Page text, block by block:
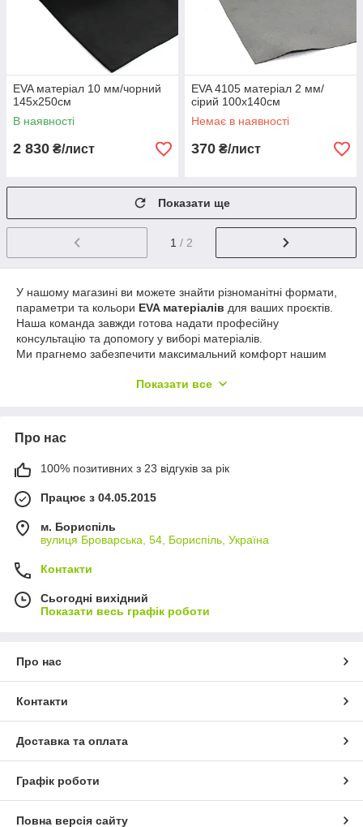
EVA матеріал 10 мм/чорний
145х250см
В наявності
2 830 ₴/лист
EVA 4105 матеріал 2 мм/
сірий 100х140см
Немає в наявності
370 ₴/лист
Показати ще
1 / 2
У нашому магазині ви можете знайти різноманітні формати,
параметри та кольори EVA матеріалів для ваших проєктів.
Наша команда завжди готова надати професійну
консультацію та допомогу у виборі матеріалів.
Ми прагнемо забезпечити максимальний комфорт нашим
способом: на карту, рахунок або за допомогою електронних
Показати все
Про нас
100% позитивних з 23 відгуків за рік
Працює з 04.05.2015
м. Бориспіль
вулиця Броварська, 54, Бориспіль, Україна
Контакти
Сьогодні вихідний
Показати весь графік роботи
Про нас
Контакти
Доставка та оплата
Графік роботи
Повна версія сайту